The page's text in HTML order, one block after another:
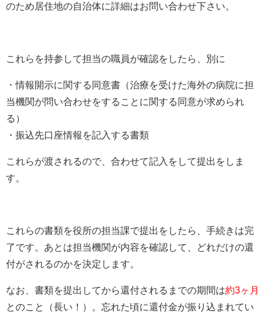
のため居住地の自治体に詳細はお問い合わせ下さい。
これらを持参して担当の職員が確認をしたら、別に
・情報開示に関する同意書（治療を受けた海外の病院に担
当機関が問い合わせをすることに関する同意が求められ
る）
・振込先口座情報を記入する書類
これらが渡されるので、合わせて記入をして提出をしま
す。
これらの書類を役所の担当課で提出をしたら、手続きは完
了です。あとは担当機関が内容を確認して、どれだけの還
付がされるのかを決定します。
なお、書類を提出してから還付されるまでの期間は約3ヶ月
とのこと（長い！）。忘れた頃に還付金が振り込まれてい